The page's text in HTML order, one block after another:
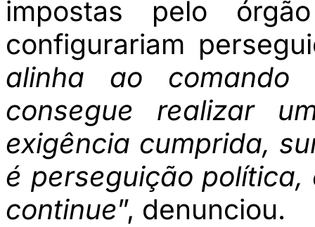
impostas pelo
configurariam
alinha ao
consegue realizar
exigência cumprida,
é perseguição
continue”, denunciou.